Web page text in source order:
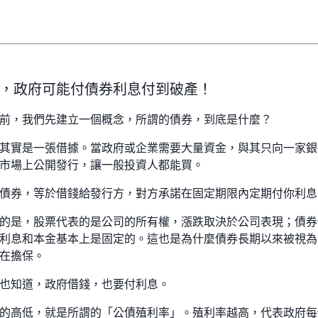
政府可能付債券利息付到破產！
，我們先建立一個概念，所謂的債券，到底是什麼？
實是一張借據。當政府或企業需要大量資金，與其只向一家
場上公開發行，讓一般投資人都能買。
券，等於借錢給發行方，對方承諾在固定期限內定期付你利
是，股票代表的是公司的所有權，漲跌取決於公司表現；債
息和本金基本上是固定的。這也是為什麼債券長期以來被視
擔保。
知道，政府借錢，也要付利息。
高低，就是所謂的「公債殖利率」。殖利率越高，代表政府